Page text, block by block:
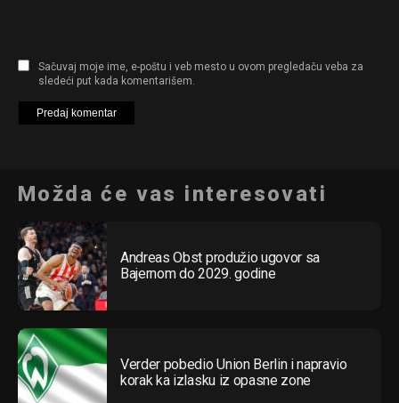
Sačuvaj moje ime, e-poštu i veb mesto u ovom pregledaču veba za
sledeći put kada komentarišem.
Možda će vas interesovati
Andreas Obst produžio ugovor sa
Bajernom do 2029. godine
Verder pobedio Union Berlin i napravio
korak ka izlasku iz opasne zone